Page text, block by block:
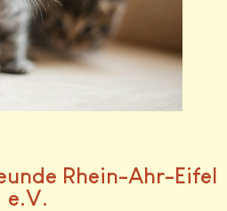
Rhein-Ahr-Eifel
e.V.